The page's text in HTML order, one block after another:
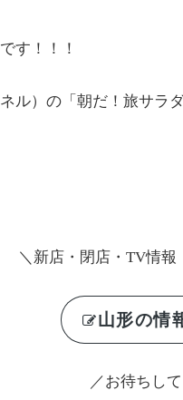
す！！！
ル）の「朝だ！旅サラ
＼新店・閉店・TV情
山形の情
／お待ちし